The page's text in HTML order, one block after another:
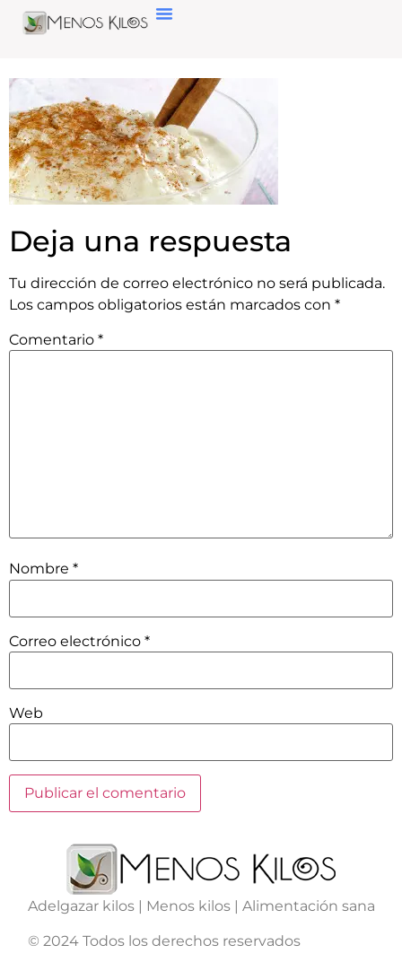
Deja una respuesta
Tu dirección de correo electrónico no será publicada.
Los campos obligatorios están marcados con *
Comentario *
Nombre *
Correo electrónico *
Web
Adelgazar kilos | Menos kilos | Alimentación sana
© 2024 Todos los derechos reservados